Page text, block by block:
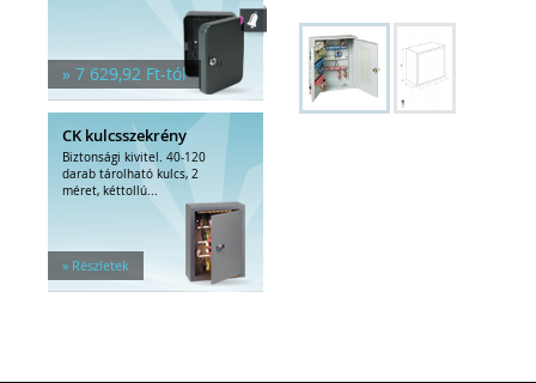
» 7 629,92 Ft-tól
CK kulcsszekrény
Biztonsági kivitel. 40-120
darab tárolható kulcs, 2
méret, kéttollú...
» Részletek